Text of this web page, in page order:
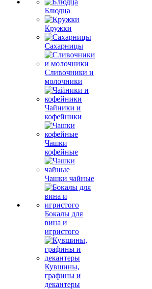
Блюдца
Кружки
Сахарницы
Сливочники и
молочники
Чайники и
кофейники
Чашки
кофейные
Чашки чайные
Бокалы для
вина и
игристого
Кувшины,
графины и
декантеры